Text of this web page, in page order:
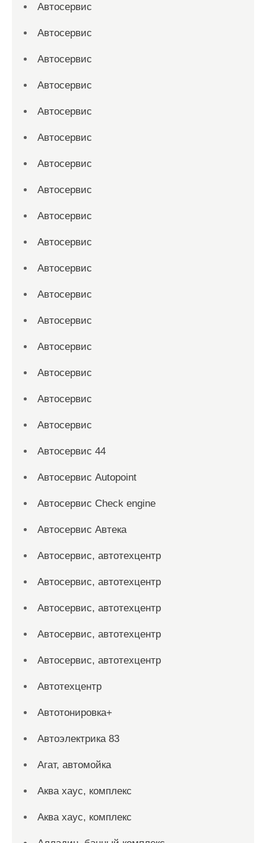
Автосервис
Автосервис
Автосервис
Автосервис
Автосервис
Автосервис
Автосервис
Автосервис
Автосервис
Автосервис
Автосервис
Автосервис
Автосервис
Автосервис
Автосервис
Автосервис
Автосервис
Автосервис 44
Автосервис Autopoint
Автосервис Check engine
Автосервис Автека
Автосервис, автотехцентр
Автосервис, автотехцентр
Автосервис, автотехцентр
Автосервис, автотехцентр
Автосервис, автотехцентр
Автотехцентр
Автотонировка+
Автоэлектрика 83
Агат, автомойка
Аква хаус, комплекс
Аква хаус, комплекс